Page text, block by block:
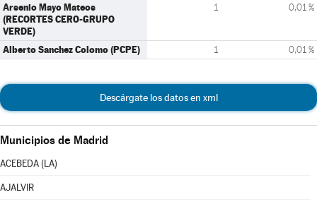
Arsenio Mayo Mateos
(RECORTES CERO-GRUPO
VERDE)
1 0,01 %
Alberto Sanchez Colomo (PCPE) 1 0,01 %
Descárgate los datos en xml
Municipios de Madrid
ACEBEDA (LA)
AJALVIR